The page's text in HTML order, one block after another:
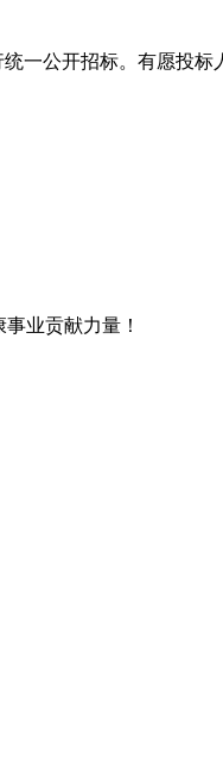
一公开招标。有愿投标
业贡献力量！